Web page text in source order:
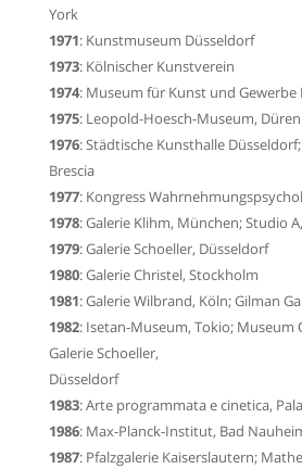
York
1971: Kunstmuseum Düsseldorf
1973: Kölnischer Kunstverein
1974: Museum für Kunst und Gewerbe
1975: Leopold-Hoesch-Museum, Düren
1976: Städtische Kunsthalle Düsseldorf
Brescia
1977: Kongress
1978: Galerie Klihm, München; Studio
1979:Galerie Schoeller, Düsseldorf
1980: Galerie Christel, Stockholm
1981: Galerie Wilbrand, Köln; Gilman
1982: Isetan-Museum, Tokio; Museum
Galerie Schoeller,
Düsseldorf
1983:Arte programmata e cinetica,
1986: Max-Planck-Institut, Bad
1987: Pfalzgalerie Kaiserslautern;